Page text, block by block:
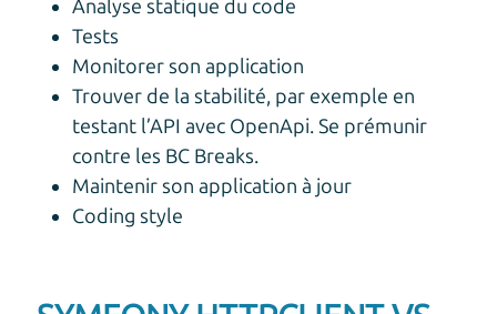
Analyse statique du code
Tests
Monitorer son application
Trouver de la stabilité, par exemple en
testant l’API avec OpenApi. Se prémunir
contre les BC Breaks.
Maintenir son application à jour
Coding style